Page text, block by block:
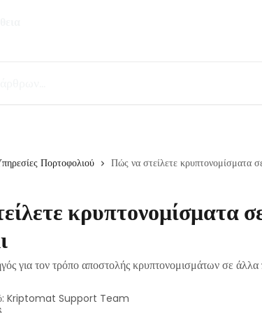
Πορτοφολιού Πώς να στείλετε κρυπτονομίσματα
κρυπτονομίσματα
για τον τρόπο αποστολής κρυπτονομισμάτων σε
Kriptomat Support Team